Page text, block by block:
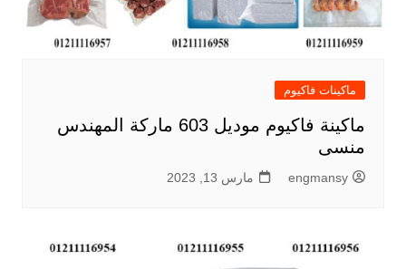
ماكينات فاكيوم
ماكينة فاكيوم موديل 603 ماركة المهندس
منسى
engmansy مارس 13, 2023